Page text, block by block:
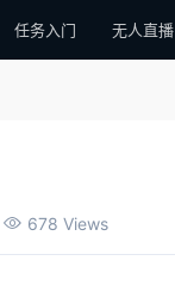
任务入门 无人直播
678 Views